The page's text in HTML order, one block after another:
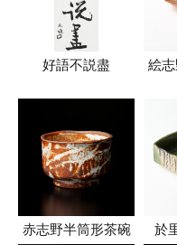
好語不説盡
絵
赤志野半筒形茶碗 於